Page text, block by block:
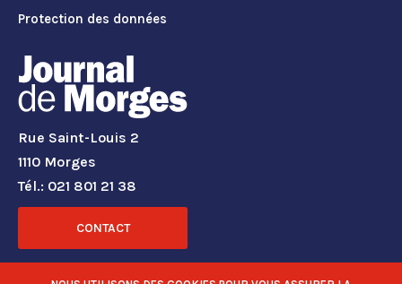
Protection des données
Rue Saint-Louis 2
1110 Morges
Tél.: 021 801 21 38
CONTACT
RÉSEAUX SOCIAUX